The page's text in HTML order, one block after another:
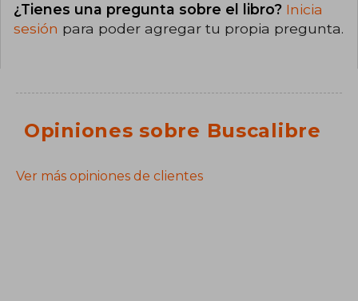
¿Tienes una pregunta sobre el libro? Inicia
sesión para poder agregar tu propia pregunta.
Opiniones sobre Buscalibre
Ver más opiniones de clientes